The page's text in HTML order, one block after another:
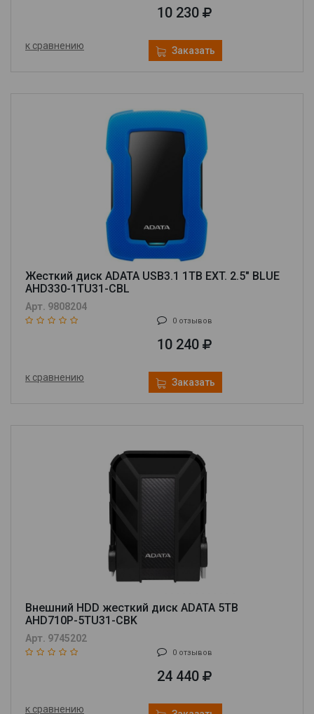
10 230
к сравнению Заказать
Жесткий диск ADATA USB3.1 1TB EXT. 2.5" BLUE
AHD330-1TU31-CBL
Арт. 9808204
0 отзывов
10 240
к сравнению Заказать
Внешний HDD жесткий диск ADATA 5TB
AHD710P-5TU31-CBK
Арт. 9745202
0 отзывов
24 440
к сравнению